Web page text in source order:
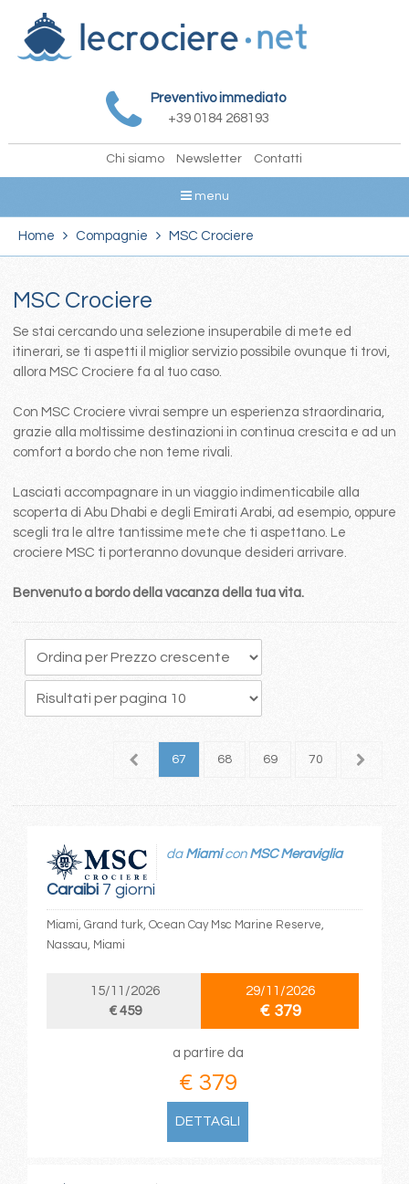
Preventivo immediato
+39 0184 268193
Chi siamo Newsletter Contatti
menu
Home Compagnie MSC Crociere
MSC Crociere
Se stai cercando una selezione insuperabile di mete ed
itinerari, se ti aspetti il miglior servizio possibile ovunque ti trovi,
allora MSC Crociere fa al tuo caso.
Con MSC Crociere vivrai sempre un esperienza straordinaria,
grazie alla moltissime destinazioni in continua crescita e ad un
comfort a bordo che non teme rivali.
Lasciati accompagnare in un viaggio indimenticabile alla
scoperta di Abu Dhabi e degli Emirati Arabi, ad esempio, oppure
scegli tra le altre tantissime mete che ti aspettano. Le
crociere MSC ti porteranno dovunque desideri arrivare.
Benvenuto a bordo della vacanza della tua vita.
66 67 68 69 70 71
Caraibi7 giorni
da Miamicon MSC Meraviglia
Miami, Grand turk, Ocean Cay Msc Marine Reserve,
Nassau, Miami
15/11/2026
€ 459
29/11/2026
€ 379
a partire da
€ 379
DETTAGLI